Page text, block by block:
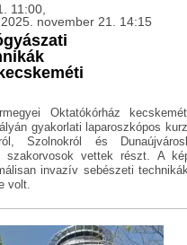
11:00,
november 21. 14:15
Oktatókórház
gyakorlati laparoszkópos
Szolnokról és
szakorvosok vettek részt. A
invazív sebészeti
volt.